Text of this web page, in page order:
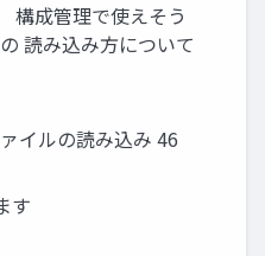
構成管理で使えそう
読み込み方について
イルの読み込み 46
す